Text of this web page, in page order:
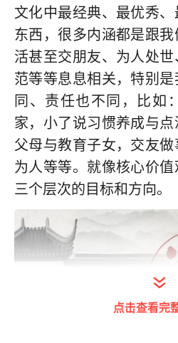
文化中最经典、最优秀
东西，很多内涵都是跟
活甚至交朋友、为人处
范等等息息相关，特别
同、责任也不同，比如
家，小了说习惯养成与
父母与教育子女，交友
为人等等。就像核心价
三个层次的目标和方向。
点击查看完